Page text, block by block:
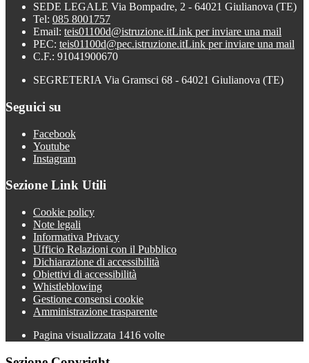
SEDE LEGALE Via Bompadre, 2 - 64021 Giulianova (TE)
Tel: 085 8001757
Email: teis01100d@istruzione.itLink per inviare una mail
PEC: teis01100d@pec.istruzione.itLink per inviare una mail
C.F.: 91041900670
SEGRETERIA Via Gramsci 68 - 64021 Giulianova (TE)
Seguici su
Facebook
Youtube
Instagram
Sezione Link Utili
Cookie policy
Note legali
Informativa Privacy
Ufficio Relazioni con il Pubblico
Dichiarazione di accessibilità
Obiettivi di accessibilità
Whistleblowing
Gestione consensi cookie
Amministrazione trasparente
Pagina visualizzata 1416 volte